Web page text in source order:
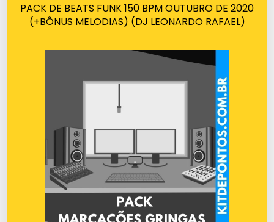
PACK DE BEATS FUNK 150 BPM OUTUBRO DE 2020
(+BÔNUS MELODIAS) (DJ LEONARDO RAFAEL)